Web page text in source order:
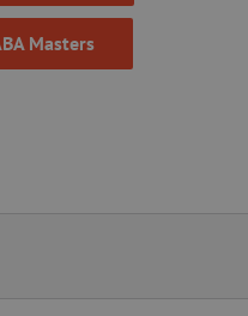
Masters